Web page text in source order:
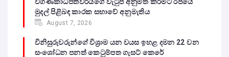
මුදල් පිළිබඳ කාරක සභාවේ අනුමැතිය
August 7, 2026
විනිසුරුවරුන්ගේ විශ්‍රාම යන වයස ඉහළ දමන 22 වන
සංශෝධන පනත් කෙටුම්පත ගැසට් කෙරේ